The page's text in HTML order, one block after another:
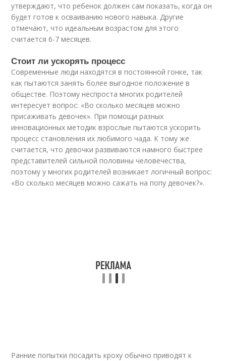
утверждают, что ребенок должен сам показать, когда он
будет готов к осваиванию нового навыка. Другие
отмечают, что идеальным возрастом для этого
считается 6-7 месяцев.
Стоит ли ускорять процесс
Современные люди находятся в постоянной гонке, так
как пытаются занять более выгодное положение в
обществе. Поэтому неспроста многих родителей
интересует вопрос: «Во сколько месяцев можно
присаживать девочек». При помощи разных
инновационных методик взрослые пытаются ускорить
процесс становления их любимого чада. К тому же
считается, что девочки развиваются намного быстрее
представителей сильной половины человечества,
поэтому у многих родителей возникает логичный вопрос:
«Во сколько месяцев можно сажать на попу девочек?».
Ранние попытки посадить кроху обычно приводят к